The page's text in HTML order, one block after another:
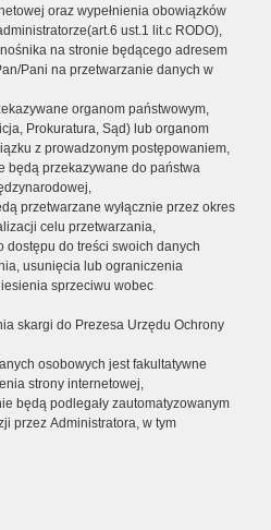
oraz wypełnienia obowiązków
ust.1 lit.c RODO),
na stronie będącego adresem
Pani na przetwarzanie danych w
organom państwowym,
Prokuratura, Sąd) lub organom
z prowadzonym postępowaniem,
będą przekazywane do państwa
przetwarzane wyłącznie przez okres
celu przetwarzania,
dostępu do treści swoich danych
usunięcia lub ograniczenia
sprzeciwu wobec
skargi do Prezesa Urzędu Ochrony
osobowych jest fakultatywne
strony internetowej,
będą podlegały zautomatyzowanym
przez Administratora, w tym